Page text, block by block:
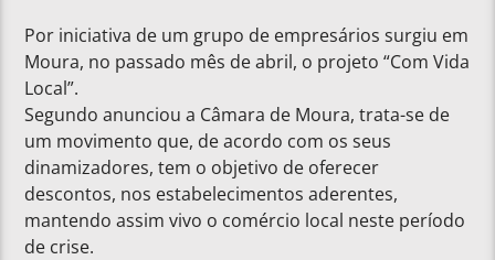
Por iniciativa de um grupo de empresários surgiu em
Moura, no passado mês de abril, o projeto “Com Vida
Local”.
Segundo anunciou a Câmara de Moura, trata-se de
um movimento que, de acordo com os seus
dinamizadores, tem o objetivo de oferecer
descontos, nos estabelecimentos aderentes,
mantendo assim vivo o comércio local neste período
de crise.